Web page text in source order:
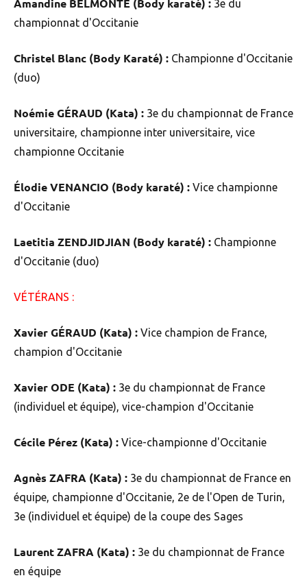
Amandine BELMONTE (Body karaté) : 3e du
championnat d'Occitanie
Christel Blanc (Body Karaté) : Championne d'Occitanie
(duo)
Noémie GÉRAUD (Kata) : 3e du championnat de France
universitaire, championne inter universitaire, vice
championne Occitanie
Élodie VENANCIO (Body karaté) : Vice championne
d'Occitanie
Laetitia ZENDJIDJIAN (Body karaté) : Championne
d'Occitanie (duo)
VÉTÉRANS :
Xavier GÉRAUD (Kata) : Vice champion de France,
champion d'Occitanie
Xavier ODE (Kata) : 3e du championnat de France
(individuel et équipe), vice-champion d'Occitanie
Cécile Pérez (Kata) : Vice-championne d'Occitanie
Agnès ZAFRA (Kata) : 3e du championnat de France en
équipe, championne d'Occitanie, 2e de l'Open de Turin,
3e (individuel et équipe) de la coupe des Sages
Laurent ZAFRA (Kata) : 3e du championnat de France
en équipe